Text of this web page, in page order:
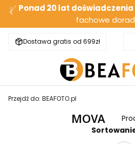
✅ Ponad 20 lat doświadczenia
fachowe
Dostawa gratis od 699zł
Przejdź do: BEAFOTO.pl
MOVA